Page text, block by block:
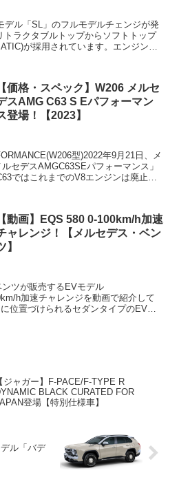
デル「SL」のフルモデルチェンジが発
ラクタブルトップからソフトトップ
が採用されています。エンジンは
【価格・スペック】W206 メルセ
スAMG C63 S Eパフォーマン
登場！【2023】
型)2022年9月21日、メ
セデスAMGC63SEパフォーマンス」
ではこれまでのV8エンジンは廃止さ
【動画】EQS 580 0-100km/h加速
ャレンジ！【メルセデス・ベン
】
ツが販売するEVモデル
h加速チャレンジを動画で紹介して
位置づけられるセダンタイプのEVモ
【ジャガー】F-PACE/F-TYPE R
BLACK CURATED FOR
登場【特別仕様車】
ル「バデ